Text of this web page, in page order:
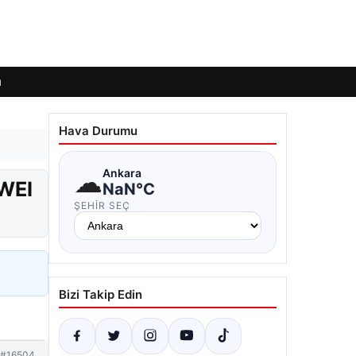
Hava Durumu
☁Ankara
NaN°C
ŞEHIR SEÇ
Bizi Takip Edin